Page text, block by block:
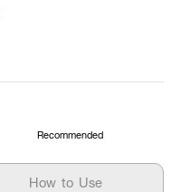
Recommended
How to Use